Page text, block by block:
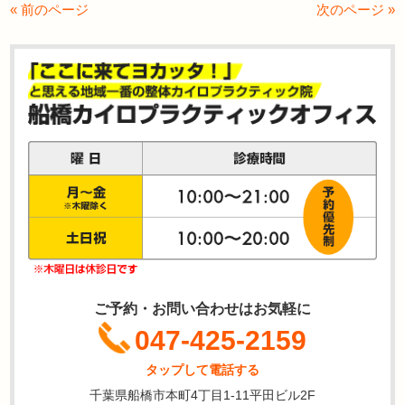
« 前のページ 次のページ »
ご予約・お問い合わせはお気軽に
047-425-2159
タップして電話する
千葉県船橋市本町4丁目1-11平田ビル2F